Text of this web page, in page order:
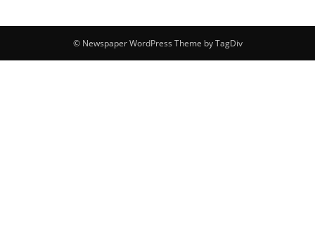
© Newspaper WordPress Theme by TagDiv